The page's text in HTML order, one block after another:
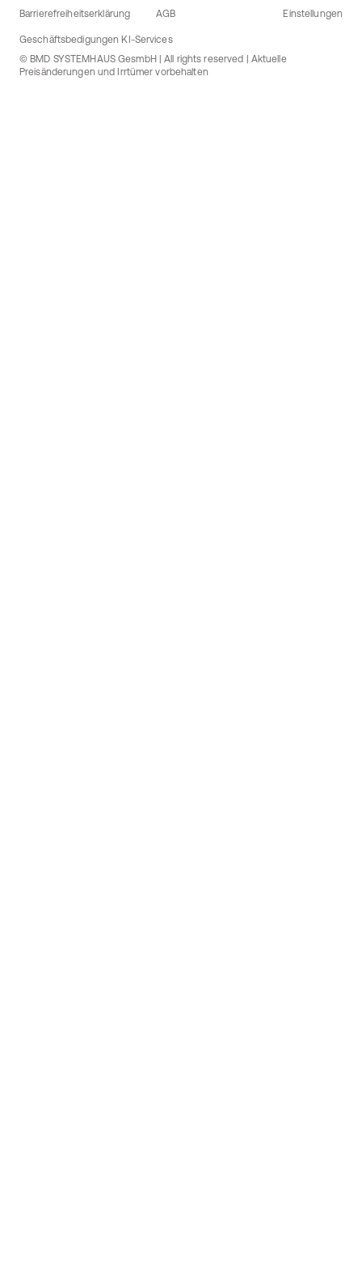
Barrierefreiheitserklärung AGB
Geschäftsbedigungen KI-Services
Einstellungen
© BMD SYSTEMHAUS GesmbH | All rights reserved | Aktuelle
Preisänderungen und Irrtümer vorbehalten